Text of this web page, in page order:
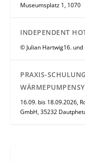
Museumsplatz 1, 1070
INDEPENDENT
© Julian Hartwig16.
PRAXIS-
16.09. bis 18.09.2026,
GmbH, 35232